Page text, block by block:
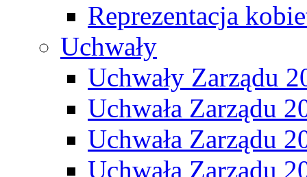
Reprezentacja
Uchwały
Uchwały Zarządu
Uchwała Zarządu
Uchwała Zarządu
Uchwała Zarządu